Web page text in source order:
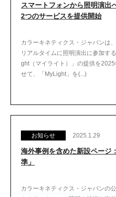
スマートフォンから照明演出
2つのサービスを提供開始
カラーキネティクス・ジャパンは
リアルタイムに照明演出に参加す
ght（マイライト）」の提供を
せて、「MyLight」を(...)
お知らせ 2025.1.29
海外事例を含めた新設ページ
準」
カラーキネティクス・ジャパンの